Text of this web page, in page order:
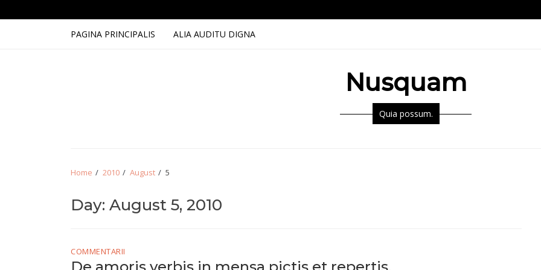
PAGINA PRINCIPALIS ALIA AUDITU DIGNA
Nusquam
Quia possum.
Home 2010 August 5
Day: August 5, 2010
COMMENTARII